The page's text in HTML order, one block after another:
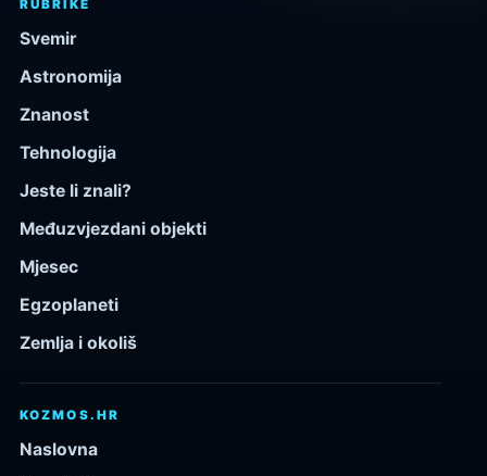
RUBRIKE
Svemir
Astronomija
Znanost
Tehnologija
Jeste li znali?
Međuzvjezdani objekti
Mjesec
Egzoplaneti
Zemlja i okoliš
KOZMOS.HR
Naslovna